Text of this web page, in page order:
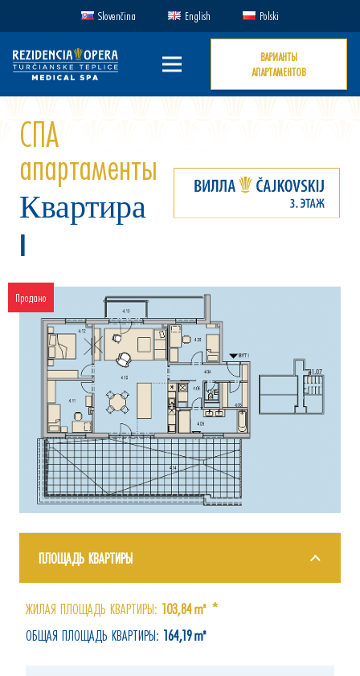
Slovenčina English Polski
ВАРИАНТЫ
АПАРТАМЕНТОВ
СПА
апартаменты
Квартира
I
Продано
ПЛОЩАДЬ КВАРТИРЫ
ЖИЛАЯ ПЛОЩАДЬ КВАРТИРЫ: 103,84㎡ *
ОБЩАЯ ПЛОЩАДЬ КВАРТИРЫ: 164,19㎡